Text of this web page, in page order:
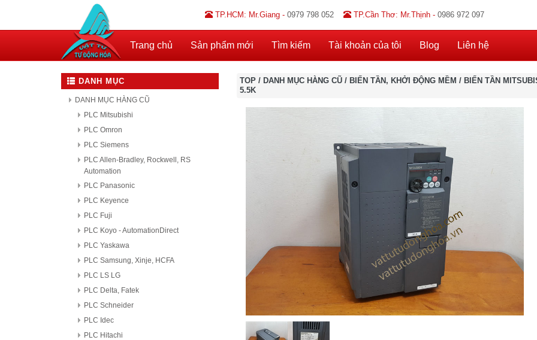
TP.HCM: Mr.Giang - 0979 798 052 TP.Cần Thơ: Mr.Thịnh - 0986 972 097
Trang chủ Sản phẩm mới Tìm kiếm Tài khoản của tôi Blog Liên hệ
DANH MỤC
DANH MỤC HÀNG CŨ
PLC Mitsubishi
PLC Omron
PLC Siemens
PLC Allen-Bradley, Rockwell, RS
Automation
PLC Panasonic
PLC Keyence
PLC Fuji
PLC Koyo - AutomationDirect
PLC Yaskawa
PLC Samsung, Xinje, HCFA
PLC LS LG
PLC Delta, Fatek
PLC Schneider
PLC Idec
PLC Hitachi
TOP/ DANH MỤC HÀNG CŨ/ BIẾN TẦN, KHỞI ĐỘNG MỀM / BIẾN TẦN
5.5K